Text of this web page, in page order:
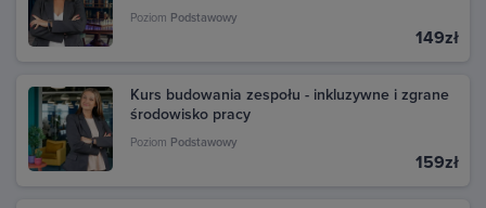
Poziom Podstawowy
149zł
Kurs budowania zespołu - inkluzywne i zgrane
środowisko pracy
Poziom Podstawowy
159zł